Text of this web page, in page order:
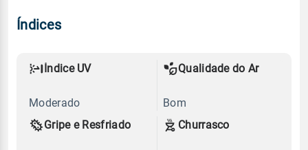
Índices
Índice UV
Moderado
Qualidade do Ar
Bom
Gripe e Resfriado
Churrasco